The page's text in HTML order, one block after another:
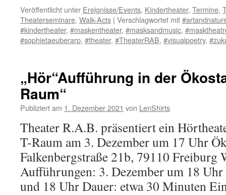
Veröffentlicht unter Ereignisse/Events, Kindertheater, Termine,
Theaterseminare, Walk-Acts | Verschlagwortet mit
#kindertheater, #maskentheater, #masksandmusic,
#sophietaeuberarp, #theater, #TheaterRAB, #visualpoetry,
„Hör“Aufführung in der
Raum“
Publiziert am 1. Dezember 2021 von LenShirts
Theater R.A.B. präsentiert ein
T-Raum am 3. Dezember um 17 Uhr
Falkenbergstraße 21b, 79110 Freiburg
Aufführungen: 3. Dezember um 18
und 18 Uhr Dauer: etwa 30 Minuten